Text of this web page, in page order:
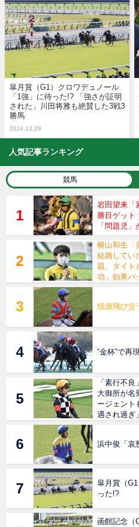
皐月賞（G1）クロワデュノール
「1強」に待った!? 「強さが証明
された」川田将雅も絶賛した3戦3
勝馬
2024.12.29
人気記事ランキング
競馬
岩田望来「
勝目ゲット
「問題児
横山和生「
結婚してい
題、タイト
功」効果バ
憶測飛び交
“金杯”で再
「素行不
大御所が名
ージェント
遇され過ぎ
浜中俊「哀
皐月賞（
った!?
函館記念（